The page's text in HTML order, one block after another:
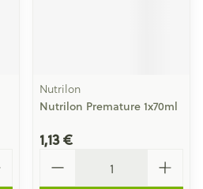
Nutrilon
Nutrilon Premature 1x70ml
1,13 €